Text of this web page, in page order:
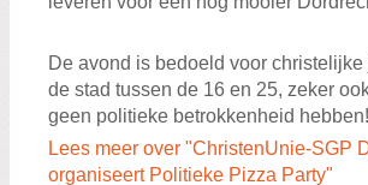
De avond is bedoeld voor
de stad tussen de 16 en 25, zeker
geen politieke betrokkenheid hebben!
Lees meer over "ChristenUnie-SGP
organiseert Politieke Pizza Party"